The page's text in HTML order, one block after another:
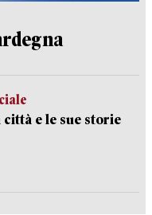
città e le sue storie